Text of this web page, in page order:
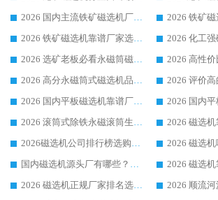
2026 国内主流铁矿磁选机厂家选购指南|行业口碑好品牌推荐，领域强者华体会手机网页版-华体会(中国)
2026 铁矿磁选机靠谱厂家选购指南，领域强者华体会手机网页版-华体会(中国) 铁矿磁选机性价比高
2026 选矿老板必看永磁筒磁选机推荐 行业头部品牌口碑设备选购全攻略
2026 高分永磁筒式磁选机品牌推荐 选矿设备强者对比测评采购避坑全攻略
2026 国内平板磁选机靠谱厂家排名 行业实测口碑设备按需选购全指南
2026 滚筒式除铁永磁滚筒生产厂家推荐排名|行业口碑选购指南，领域强者源头厂商精选
2026磁选机公司排行榜选购指南|正规源头厂家推荐，领域强者高性价比靠谱信赖品牌
国内磁选机源头厂有哪些？2026 综合实力排名与采购避坑技巧
2026 磁选机正规厂家排名选购指南|行业口碑信赖品牌推荐性价比高靠谱磁电企业